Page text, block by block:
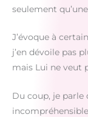
seulement
J’évoque à
j’en dévoile pas
mais Lui ne veut
Du coup, je parle